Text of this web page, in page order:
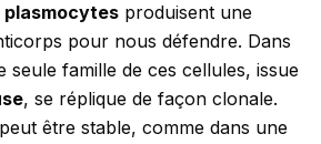
plasmocytes produisent une
pour nous défendre. Dans
seule famille de ces cellules, issue
, se réplique de façon clonale.
être stable, comme dans une